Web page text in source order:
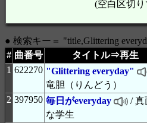
(空白区切りで複数
● 検索キー＝ "title,Glittering
# 曲番号 タイトル⇒再生
1 622270 "Glittering everyday"
竜胆（りんどう）
2 397950 毎日がeveryday
/ 真
な学生